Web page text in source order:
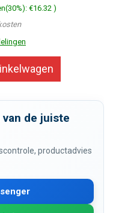
€16.32 )
de juiste
productadvies